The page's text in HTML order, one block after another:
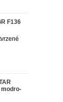
F136